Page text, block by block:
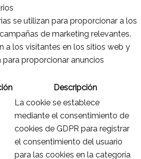
se utilizan para proporcionar a los
de marketing relevantes.
a los visitantes en los sitios web y
proporcionar anuncios
Descripción
La cookie se establece
mediante el consentimiento de
cookies de GDPR para registrar
el consentimiento del usuario
para las cookies en la categoría